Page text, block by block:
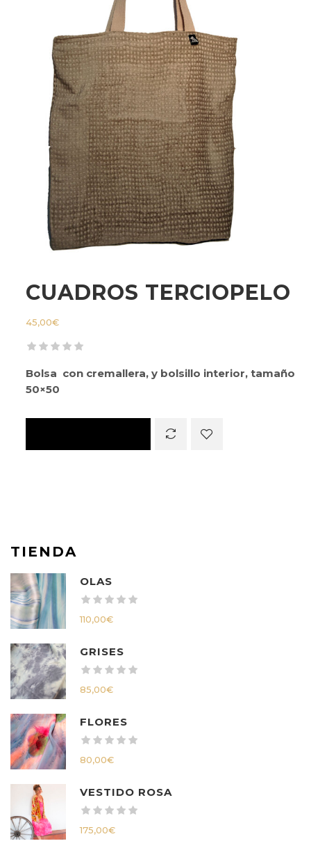
CUADROS TERCIOPELO
45,00€
Bolsa con cremallera, y bolsillo interior, tamaño
50×50
TIENDA
OLAS
110,00€
GRISES
85,00€
FLORES
80,00€
VESTIDO ROSA
175,00€